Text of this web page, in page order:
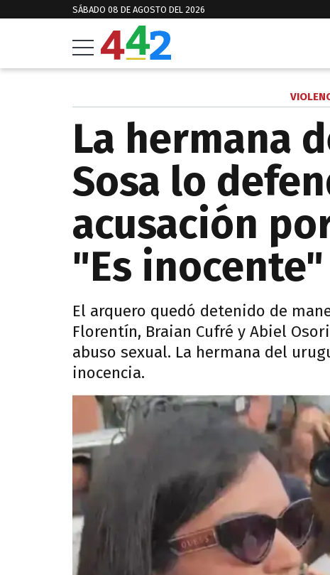
SÁBADO 08 DE AGOSTO DEL 2026
La hermana
Sosa lo
acusación
"Es inocente"
El arquero quedó detenido de
Florentín, Braian Cufré y Abiel
abuso sexual. La hermana del
inocencia.